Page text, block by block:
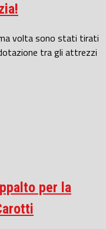
volta sono stati tirati
tra gli attrezzi
per la